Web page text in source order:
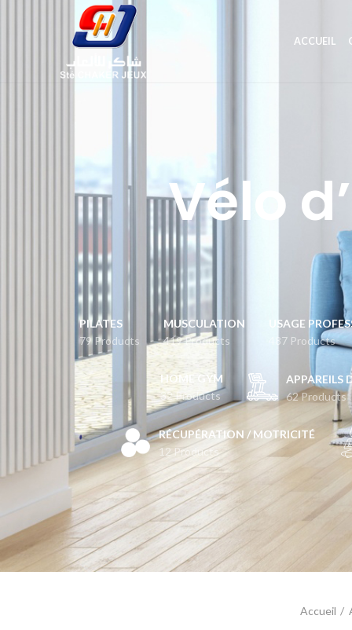
ACCUEIL
Vélo
PILATES
79 Products
MUSCULATION
419 Products
USAGE
487 Products
HOME GYM
32 Products
APPAREILS
62 Products
RÉCUPÉRATION / MOTRICITÉ
12 Products
Accueil